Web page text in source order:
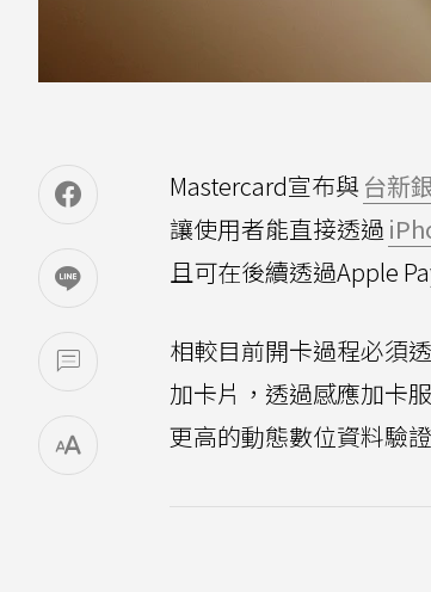
Mastercard宣布與 台新
讓使用者能直接透過
且可在後續透過Apple
相較目前開卡過程必須
加卡片，透過感應加卡
更高的動態數位資料驗